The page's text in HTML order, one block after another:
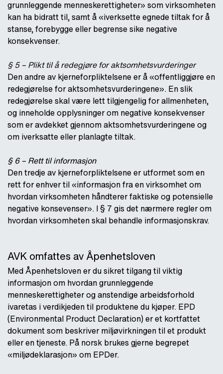
grunnleggende menneskerettigheter» som virksomheten
kan ha bidratt til, samt å «iverksette egnede tiltak for å
stanse, forebygge eller begrense sike negative
konsekvenser.
§ 5 – Plikt til å redegjøre for aktsomhetsvurderinger
Den andre av kjerneforpliktelsene er å «offentliggjøre en
redegjørelse for aktsomhetsvurderingene». En slik
redegjørelse skal være lett tilgjengelig for allmenheten,
og inneholde opplysninger om negative konsekvenser
som er avdekket gjennom aktsomhetsvurderingene og
om iverksatte eller planlagte tiltak.
§ 6 – Rett til informasjon
Den tredje av kjerneforpliktelsene er utformet som en
rett for enhver til «informasjon fra en virksomhet om
hvordan virksomheten håndterer faktiske og potensielle
negative konsevenser». I § 7 gis det nærmere regler om
hvordan virksomheten skal behandle informasjonskrav.
AVK omfattes av Åpenhetsloven
Med Åpenhetsloven er du sikret tilgang til viktig
informasjon om hvordan grunnleggende
menneskerettigheter og anstendige arbeidsforhold
ivaretas i verdikjeden til produktene du kjøper. EPD
(Environmental Product Declaration) er et kortfattet
dokument som beskriver miljøvirkningen til et produkt
eller en tjeneste. På norsk brukes gjerne begrepet
«miljødeklarasjon» om EPDer.